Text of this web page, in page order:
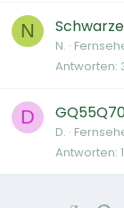
N
N.
Antworten
D
D.
Antworten